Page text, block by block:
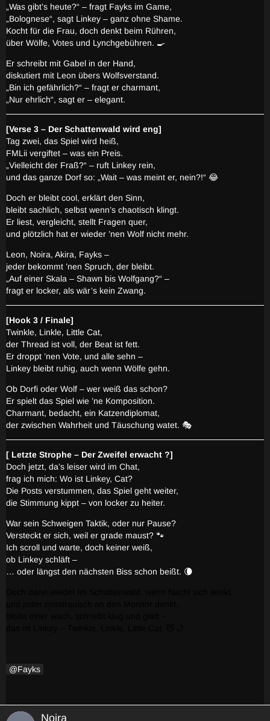
„Was gibt’s heute?“ – fragt Fayks im Game,
„Bolognese“, sagt Linkey – ganz ohne Shame.
Kocht für die Frau, doch denkt beim Rühren,
über Wölfe, Votes und Lynchgebühren. 🍳
Er schreibt mit Gabel in der Hand,
diskutiert mit Leon übers Wolfsverstand.
„Bin ich gefährlich?“ – fragt er charmant,
„Nur ehrlich“, sagt er – elegant.
[Verse 3 – Der Schattenwald wird eng]
Tag zwei, das Spiel wird heiß,
FMLii vergiftet – was ein Preis.
„Vielleicht der Fraß?“ – ruft Linkey rein,
und das ganze Dorf so: „Wait – was meint er, nein?!“ 😂
Doch er bleibt cool, erklärt den Sinn,
bleibt sachlich, selbst wenn’s chaotisch klingt.
Er liest, vergleicht, stellt Fragen quer,
und plötzlich hat er wieder ’nen Wolf nicht mehr.
Leon, Noira, Akira, Fayks –
jeder bekommt ’nen Spruch, der bleibt.
„Auf einer Skala – Shawn bis Wolfgang?“ –
fragt er locker, als wär’s kein Zwang.
[Hook 3 / Finale]
Twinkle, Linkle, Little Cat,
der Thread ist voll, der Beat ist fett.
Er droppt ’nen Vote, und alle sehn –
Linkey bleibt ruhig, auch wenn Wölfe gehn.
Ob Dorfi oder Wolf – wer weiß das schon?
Er spielt das Spiel wie ’ne Komposition.
Charmant, bedacht, ein Katzendiplomat,
der zwischen Wahrheit und Täuschung watet. 🎭
[ Letzte Strophe – Der Zweifel erwacht ?]
Doch jetzt, da’s leiser wird im Chat,
frag ich mich: Wo ist Linkey, Cat?
Die Posts verstummen, das Spiel geht weiter,
die Stimmung kippt – von locker zu heiter.
War sein Schweigen Taktik, oder nur Pause?
Versteckt er sich, weil er grade maust? 🐾
Ich scroll und warte, doch keiner weiß,
ob Linkey schläft –
… oder längst den nächsten Biss schon beißt. 🌘
Fayks
Noira